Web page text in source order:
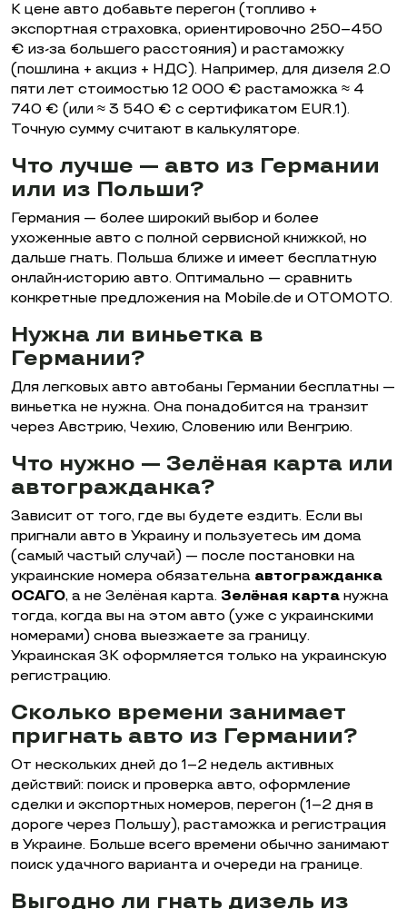
К цене авто добавьте перегон (топливо +
экспортная страховка, ориентировочно 250–450
€ из-за большего расстояния) и растаможку
(пошлина + акциз + НДС). Например, для дизеля 2.0
пяти лет стоимостью 12 000 € растаможка ≈ 4
740 € (или ≈ 3 540 € с сертификатом EUR.1).
Точную сумму считают в калькуляторе.
Что лучше — авто из Германии
или из Польши?
Германия — более широкий выбор и более
ухоженные авто с полной сервисной книжкой, но
дальше гнать. Польша ближе и имеет бесплатную
онлайн-историю авто. Оптимально — сравнить
конкретные предложения на Mobile.de и OTOMOTO.
Нужна ли виньетка в
Германии?
Для легковых авто автобаны Германии бесплатны —
виньетка не нужна. Она понадобится на транзит
через Австрию, Чехию, Словению или Венгрию.
Что нужно — Зелёная карта или
автогражданка?
Зависит от того, где вы будете ездить. Если вы
пригнали авто в Украину и пользуетесь им дома
(самый частый случай) — после постановки на
украинские номера обязательна автогражданка
ОСАГО, а не Зелёная карта. Зелёная карта нужна
тогда, когда вы на этом авто (уже с украинскими
номерами) снова выезжаете за границу.
Украинская ЗК оформляется только на украинскую
регистрацию.
Сколько времени занимает
пригнать авто из Германии?
От нескольких дней до 1–2 недель активных
действий: поиск и проверка авто, оформление
сделки и экспортных номеров, перегон (1–2 дня в
дороге через Польшу), растаможка и регистрация
в Украине. Больше всего времени обычно занимают
поиск удачного варианта и очереди на границе.
Выгодно ли гнать дизель из